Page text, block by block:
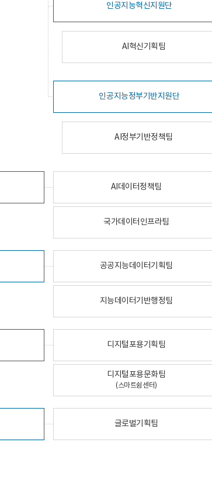
인공지능혁신지원단
AI혁신기획팀
인공지능정부기반지원단
AI정부기반정책팀
AI데이터정책팀
국가데이터인프라팀
공공지능데이터기획팀
지능데이터기반행정팀
디지털포용기획팀
디지털포용문화팀
(스마트쉼센터)
글로벌기획팀